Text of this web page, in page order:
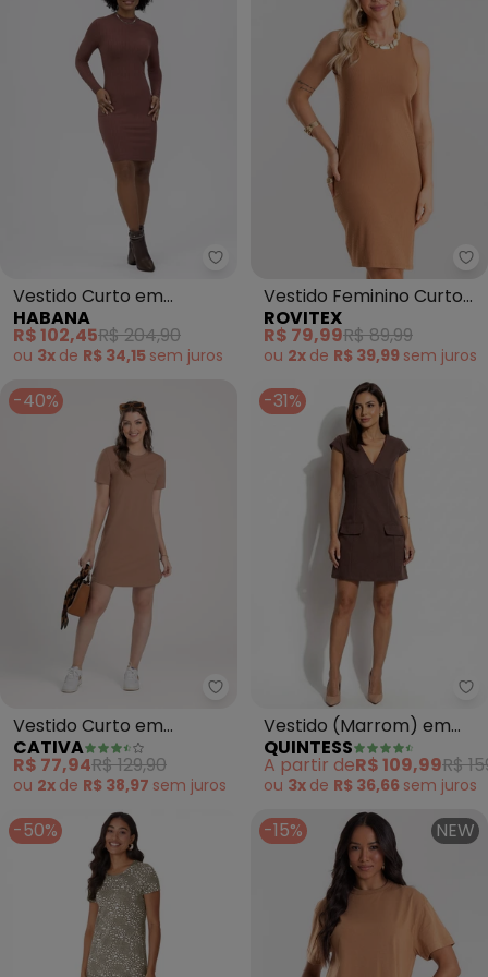
Vestido Curto em
Canelado (Marrom
Escuro)
HABANA
R$ 102,45R$ 204,90
ou 3x de R$ 34,15 sem juros
Vestido Feminino Curto
Básico Ribana (Marrom)
ROVITEX
R$ 79,99R$ 89,99
ou 2x de R$ 39,99 sem juros
-40%
Cativa - Vestido Curto em
Vestido Curto em
Algodão (Marrom Claro)
CATIVA
R$ 77,94R$ 129,90
ou 2x de R$ 38,97 sem juros
-31%
Vestido (Marrom) em
Malha Suede
QUINTESS
A partir deR$ 109,99R$
ou 3x de R$ 36,66 sem juros
-50% -15% NEW